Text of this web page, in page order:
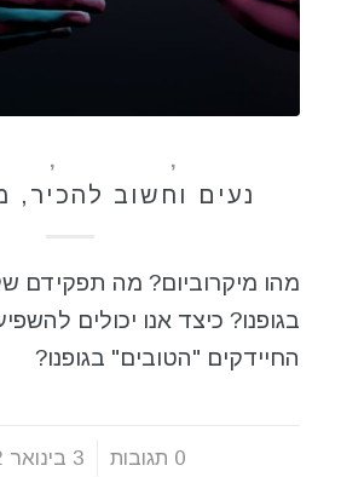
,
,
נעים וחשוב להכיר,
מהו מיקרוביום? מה תפקידם
בגופנו? כיצד אנו יכולים
החיידקים "הטובים" בגופנו?
0 תגובות
/ 3 בינואר 2022